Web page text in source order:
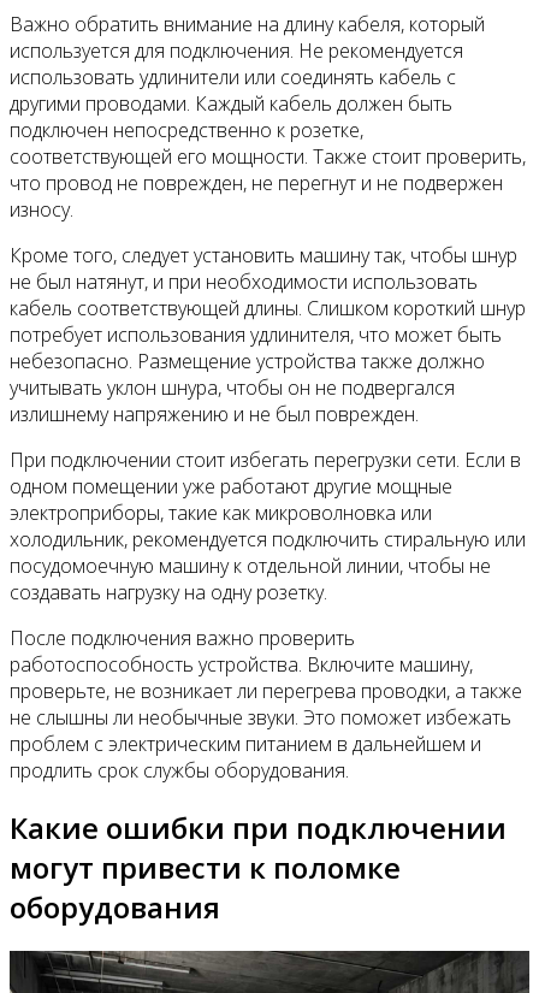
Важно обратить внимание на длину кабеля, который
используется для подключения. Не рекомендуется
использовать удлинители или соединять кабель с
другими проводами. Каждый кабель должен быть
подключен непосредственно к розетке,
соответствующей его мощности. Также стоит проверить,
что провод не поврежден, не перегнут и не подвержен
износу.
Кроме того, следует установить машину так, чтобы шнур
не был натянут, и при необходимости использовать
кабель соответствующей длины. Слишком короткий шнур
потребует использования удлинителя, что может быть
небезопасно. Размещение устройства также должно
учитывать уклон шнура, чтобы он не подвергался
излишнему напряжению и не был поврежден.
При подключении стоит избегать перегрузки сети. Если в
одном помещении уже работают другие мощные
электроприборы, такие как микроволновка или
холодильник, рекомендуется подключить стиральную или
посудомоечную машину к отдельной линии, чтобы не
создавать нагрузку на одну розетку.
После подключения важно проверить
работоспособность устройства. Включите машину,
проверьте, не возникает ли перегрева проводки, а также
не слышны ли необычные звуки. Это поможет избежать
проблем с электрическим питанием в дальнейшем и
продлить срок службы оборудования.
Какие ошибки при подключении
могут привести к поломке
оборудования